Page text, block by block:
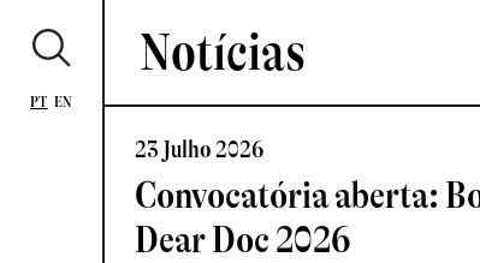
PT EN
Notícias
23 Julho 2026
Convocatória aberta:
Dear Doc 2026